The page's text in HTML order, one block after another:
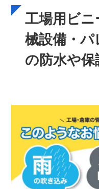
工場用ビ
械設備・パ
の防水や保